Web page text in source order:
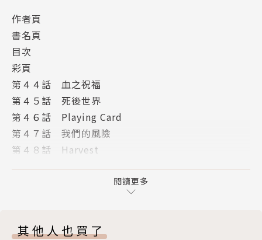
───｜故事簡介｜───
「我只相信自己能相信的東西。」
黑原時央因為救了宍塒帕爾瑪，而查到了販賣與佐拉所
服用的同樣藥物的販子。
然而，關鍵的販子「nude」卻在他眼前被不明人物殘
忍地肢解殺害。
於是，他決定嘗試利用被救下的帕爾瑪的能力——「殭
作者頁
書名頁
目次
彩頁
第４４話 血之祝福
第４５話 死後世界
第４６話 Playing Card
第４７話 我們的風險
第４８話 Harvest
封底
閱讀更多
其他人也買了